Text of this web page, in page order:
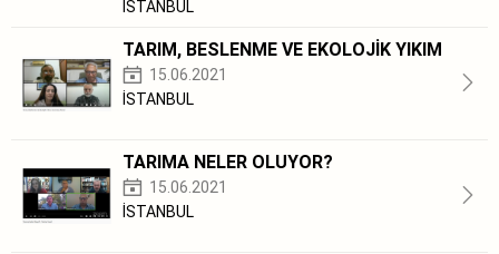
İSTANBUL
TARIM, BESLENME VE EKOLOJİK YIKIM
15.06.2021
İSTANBUL
TARIMA NELER OLUYOR?
15.06.2021
İSTANBUL